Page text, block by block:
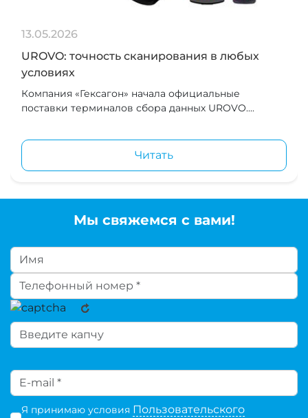
13.05.2026
UROVO: точность сканирования в любых
условиях
Компания «Гексагон» начала официальные
поставки терминалов сбора данных UROVO....
Читать
Мы свяжемся с вами!
Я принимаю условия Пользовательского